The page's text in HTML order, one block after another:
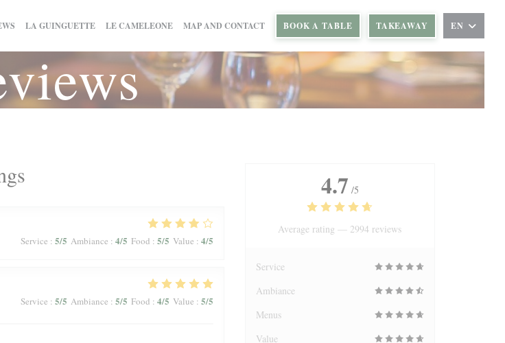
LA GUINGUETTE((OPENS IN A NEW WINDOW))
LE CAMELEONE((OPENS IN A NEW WINDOW))
MAP AND CONTACT BOOK A TABLE TAKEAWAY EN
Service : 5/5 Ambiance : 4/5 Food : 5/5 Value : 4/5
Service : 5/5 Ambiance : 5/5 Food : 4/5 Value : 5/5
4.7 /5
Average rating — 2994 reviews
Service
Ambiance
Menus
Value